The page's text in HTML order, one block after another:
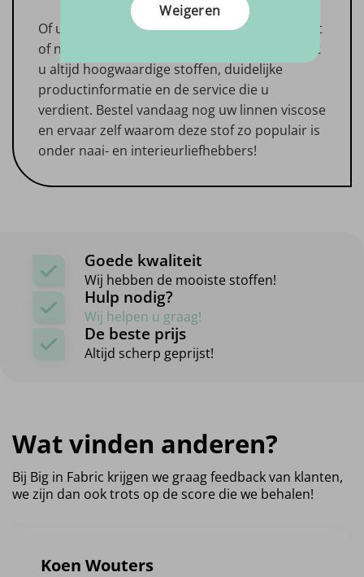
Of u nu een doorgewinterde professional bent
of net begint met naaien: bij Big in Fabric vindt
u altijd hoogwaardige stoffen, duidelijke
productinformatie en de service die u
verdient. Bestel vandaag nog uw linnen viscose
en ervaar zelf waarom deze stof zo populair is
onder naai- en interieurliefhebbers!
Goede kwaliteit
Wij hebben de mooiste stoffen!
Hulp nodig?
Wij helpen u graag!
De beste prijs
Altijd scherp geprijst!
Wat vinden anderen?
Bij Big in Fabric krijgen we graag feedback van klanten,
we zijn dan ook trots op de score die we behalen!
Koen Wouters
Weigeren